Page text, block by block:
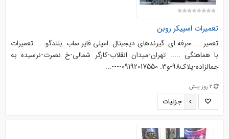
تعمیرات اسپیکر روبن
تعمیر .... حرفه ای. گیرندهای دیجیتال..امپلی فایر.ساب .بلندگو. ....‌‌تعمیرات
با هماهنگی ..... تهران-میدان انقلاب-کارگر شمالی-خ نصرت-نرسیده به
جمالزاده-پلاک98-و3. 09192017550----...
2 روز پیش
جزئیات